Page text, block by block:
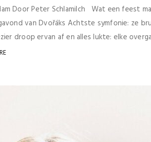
Door Peter Schlamilch Wat een feest
van Dvořáks Achtste symfonie: ze
droop ervan af en alles lukte: elke